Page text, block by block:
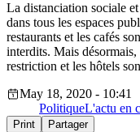
La distanciation sociale
dans tous les espaces
restaurants et les cafés
interdits. Mais
restriction et les hôtels
May 18, 2020 - 10:41
PolitiqueL'actu en
Print Partager